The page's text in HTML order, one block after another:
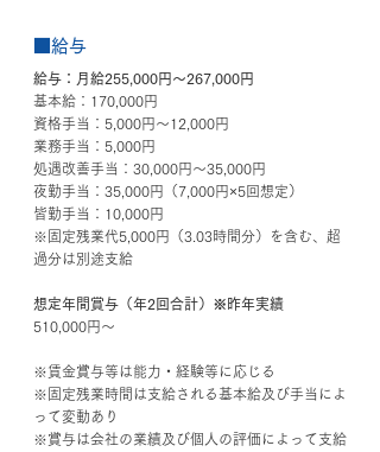
■給与
給与：月給255,000円～267,000円
基本給：170,000円
資格手当：5,000円～12,000円
業務手当：5,000円
処遇改善手当：30,000円～35,000円
夜勤手当：35,000円（7,000円×5回想定）
皆勤手当：10,000円
※固定残業代5,000円（3.03時間分）を含む、超
過分は別途支給
想定年間賞与（年2回合計）※昨年実績
510,000円～
※賃金賞与等は能力・経験等に応じる
※固定残業時間は支給される基本給及び手当によ
って変動あり
※賞与は会社の業績及び個人の評価によって支給